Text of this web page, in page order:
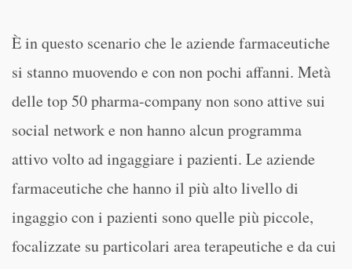
È in questo scenario che le aziende farmaceutiche
si stanno muovendo e con non pochi affanni. Metà
delle top 50 pharma-company non sono attive sui
social network e non hanno alcun programma
attivo volto ad ingaggiare i pazienti. Le aziende
farmaceutiche che hanno il più alto livello di
ingaggio con i pazienti sono quelle più piccole,
focalizzate su particolari area terapeutiche e da cui